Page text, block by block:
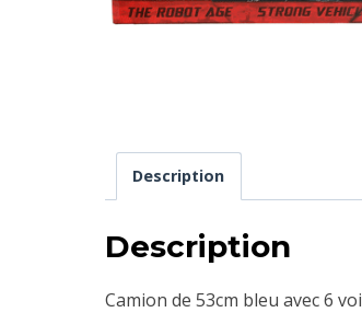
Description
Description
Camion de 53cm bleu avec 6